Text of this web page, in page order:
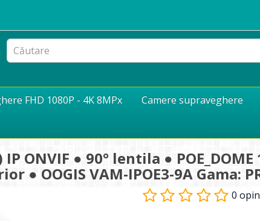
FHD 1080P - 4K 8MPx Camere supraveghere
ONVIF ● 90° lentila ●
OOGIS VAM-IPOE3-9A Gama:
0